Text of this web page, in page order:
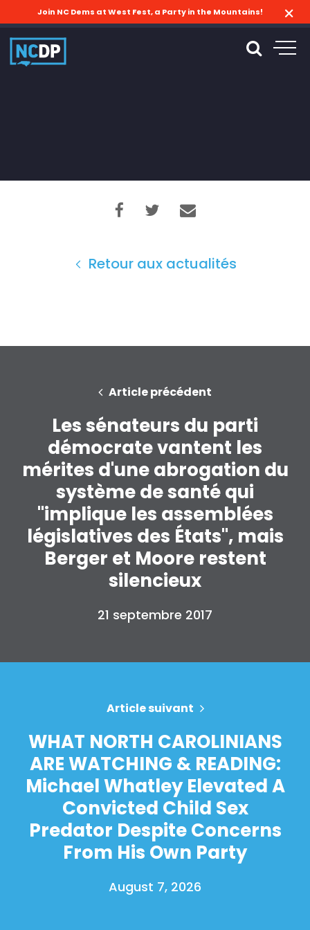
Join NC Dems at West Fest, a Party in the Mountains!
Retour aux actualités
Article précédent
Les sénateurs du parti
démocrate vantent les
mérites d'une abrogation du
système de santé qui
"implique les assemblées
législatives des États", mais
Berger et Moore restent
silencieux
21 septembre 2017
Article suivant
WHAT NORTH CAROLINIANS
ARE WATCHING & READING:
Michael Whatley Elevated A
Convicted Child Sex
Predator Despite Concerns
From His Own Party
August 7, 2026